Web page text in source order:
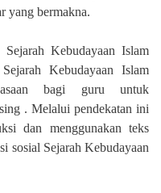
yang bermakna.
Kebudayaan Islam
Kebudayaan Islam
bagi guru untuk
. Melalui pendekatan ini
dan menggunakan teks
sosial Sejarah Kebudayaan